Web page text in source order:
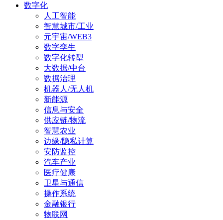
数字化
人工智能
智慧城市/工业
元宇宙/WEB3
数字孪生
数字化转型
大数据/中台
数据治理
机器人/无人机
新能源
信息与安全
供应链/物流
智慧农业
边缘/隐私计算
安防监控
汽车产业
医疗健康
卫星与通信
操作系统
金融银行
物联网